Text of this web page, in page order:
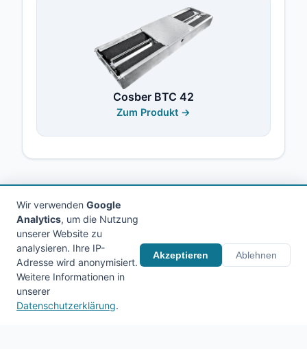
Cosber BTC 42
Zum Produkt →
© 2026 Holitschke Werkstattausrüstung. Alle
Rechte vorbehalten.
Impressum
Wir verwenden Google
Analytics, um die Nutzung
unserer Website zu
analysieren. Ihre IP-
Adresse wird anonymisiert.
Weitere Informationen in
unserer
Datenschutzerklärung.
Akzeptieren Ablehnen